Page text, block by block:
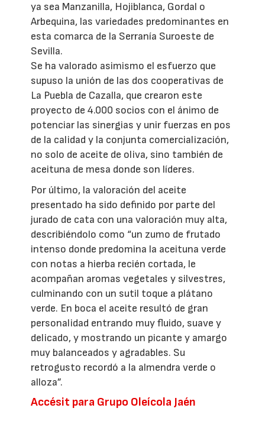
ya sea Manzanilla, Hojiblanca, Gordal o
Arbequina, las variedades predominantes en
esta comarca de la Serranía Suroeste de
Sevilla.
Se ha valorado asimismo el esfuerzo que
supuso la unión de las dos cooperativas de
La Puebla de Cazalla, que crearon este
proyecto de 4.000 socios con el ánimo de
potenciar las sinergias y unir fuerzas en pos
de la calidad y la conjunta comercialización,
no solo de aceite de oliva, sino también de
aceituna de mesa donde son líderes.
Por último, la valoración del aceite
presentado ha sido definido por parte del
jurado de cata con una valoración muy alta,
describiéndolo como “un zumo de frutado
intenso donde predomina la aceituna verde
con notas a hierba recién cortada, le
acompañan aromas vegetales y silvestres,
culminando con un sutil toque a plátano
verde. En boca el aceite resultó de gran
personalidad entrando muy fluido, suave y
delicado, y mostrando un picante y amargo
muy balanceados y agradables. Su
retrogusto recordó a la almendra verde o
alloza”.
Accésit para Grupo Oleícola Jaén